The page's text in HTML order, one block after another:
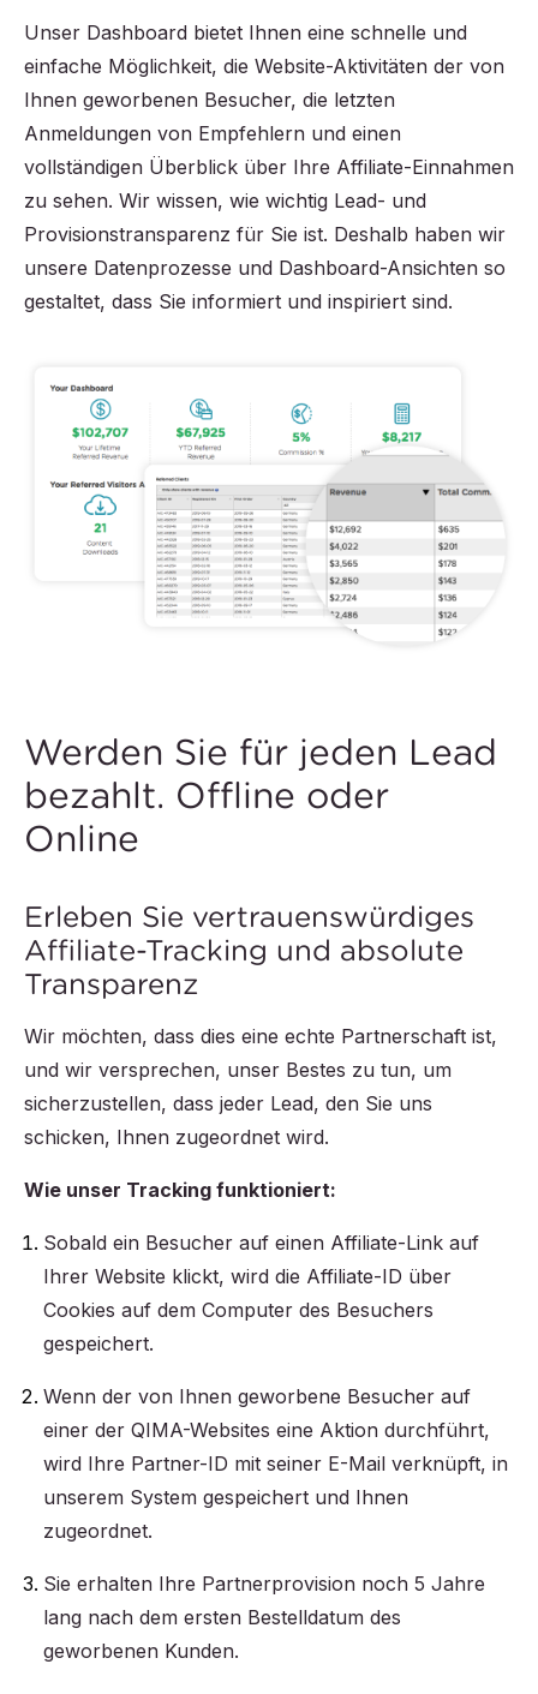
Unser Dashboard bietet Ihnen eine schnelle und
einfache Möglichkeit, die Website-Aktivitäten der von
Ihnen geworbenen Besucher, die letzten
Anmeldungen von Empfehlern und einen
vollständigen Überblick über Ihre Affiliate-Einnahmen
zu sehen. Wir wissen, wie wichtig Lead- und
Provisionstransparenz für Sie ist. Deshalb haben wir
unsere Datenprozesse und Dashboard-Ansichten so
gestaltet, dass Sie informiert und inspiriert sind.
Werden Sie für jeden Lead
bezahlt. Offline oder
Online
Erleben Sie vertrauenswürdiges
Affiliate-Tracking und absolute
Transparenz
Wir möchten, dass dies eine echte Partnerschaft ist,
und wir versprechen, unser Bestes zu tun, um
sicherzustellen, dass jeder Lead, den Sie uns
schicken, Ihnen zugeordnet wird.
Wie unser Tracking funktioniert:
Sobald ein Besucher auf einen Affiliate-Link auf
Ihrer Website klickt, wird die Affiliate-ID über
Cookies auf dem Computer des Besuchers
gespeichert.
Wenn der von Ihnen geworbene Besucher auf
einer der QIMA-Websites eine Aktion durchführt,
wird Ihre Partner-ID mit seiner E-Mail verknüpft, in
unserem System gespeichert und Ihnen
zugeordnet.
Sie erhalten Ihre Partnerprovision noch 5 Jahre
lang nach dem ersten Bestelldatum des
geworbenen Kunden.